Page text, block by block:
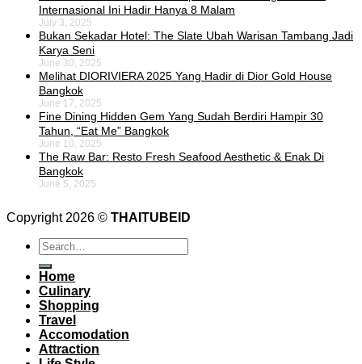
Internasional Ini Hadir Hanya 8 Malam
July 3, 2025
Bukan Sekadar Hotel: The Slate Ubah Warisan Tambang Jadi
Karya Seni
June 30, 2025
Melihat DIORIVIERA 2025 Yang Hadir di Dior Gold House
Bangkok
June 17, 2025
Fine Dining Hidden Gem Yang Sudah Berdiri Hampir 30
Tahun, “Eat Me” Bangkok
June 10, 2025
The Raw Bar: Resto Fresh Seafood Aesthetic & Enak Di
Bangkok
June 5, 2025
Copyright 2026 © THAITUBEID
Home
Culinary
Shopping
Travel
Accomodation
Attraction